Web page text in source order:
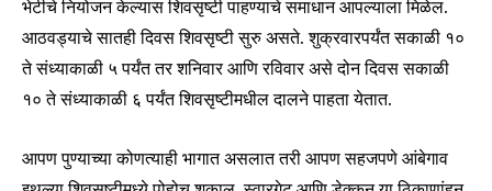
भेटीचे नियोजन केल्यास शिवसृष्टी पाहण्याचे समाधान आपल्याला मिळेल.
आठवड्याचे सातही दिवस शिवसृष्टी सुरु असते. शुक्रवारपर्यंत सकाळी १०
ते संध्याकाळी ५ पर्यंत तर शनिवार आणि रविवार असे दोन दिवस सकाळी
१० ते संध्याकाळी ६ पर्यंत शिवसृष्टीमधील दालने पाहता येतात.
आपण पुण्याच्या कोणत्याही भागात असलात तरी आपण सहजपणे आंबेगाव